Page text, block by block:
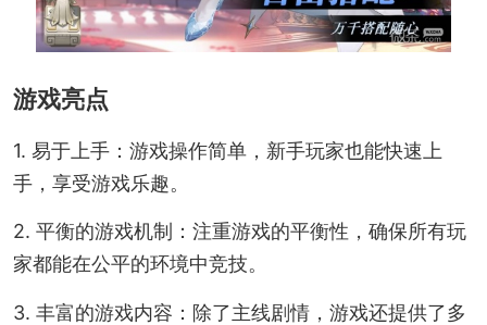
游戏亮点
1. 易于上手：游戏操作简单，新手玩家也能快速上
手，享受游戏乐趣。
2. 平衡的游戏机制：注重游戏的平衡性，确保所有玩
家都能在公平的环境中竞技。
3. 丰富的游戏内容：除了主线剧情，游戏还提供了多